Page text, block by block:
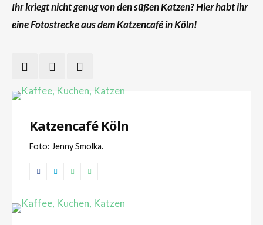
Ihr kriegt nicht genug von den süßen Katzen? Hier habt ihr
eine Fotostrecke aus dem Katzencafé in Köln!
Katzencafé Köln
Foto: Jenny Smolka.